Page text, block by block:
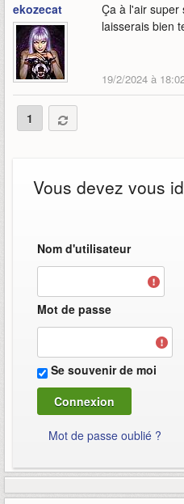
ekozecat
Ça à l'air super
laisserais bien
19/2/2024 à
1
Vous devez vous
Nom d'utilisateur
Mot de passe
Se souvenir de moi
Mot de passe oublié ?